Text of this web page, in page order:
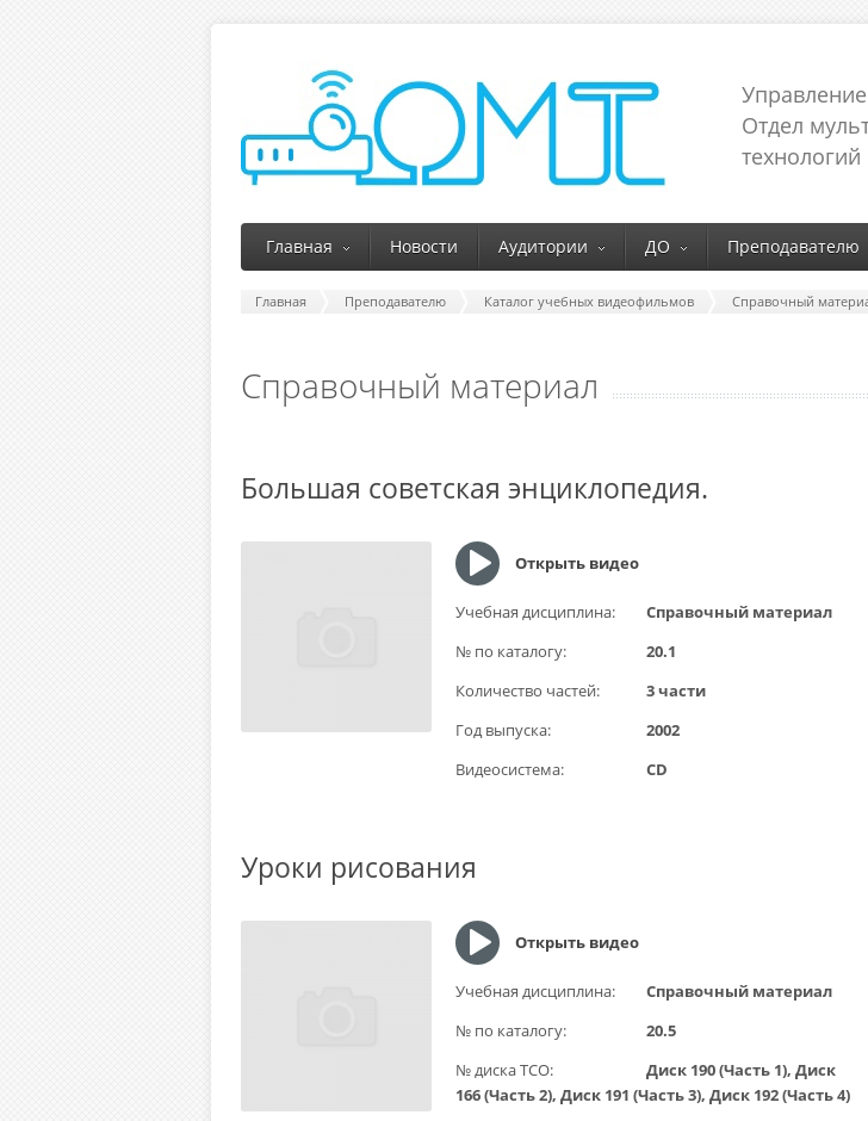
Отдел
технологий
Главная Новости Аудитории ДО Преподавателю
Главная Преподавателю Каталог учебных видеофильмов Справочный
Справочный материал
Большая советская энциклопедия.
Открыть видео
Учебная дисциплина:
Справочный материал
№ по каталогу:
20.1
Количество частей:
3 части
Год выпуска:
2002
Видеосистема:
CD
Уроки рисования
Открыть видео
Учебная дисциплина:
Справочный материал
№ по каталогу:
20.5
№ диска ТСО:
Диск 190 (Часть 1), Диск
166 (Часть 2), Диск 191 (Часть 3), Диск 192 (Часть 4)